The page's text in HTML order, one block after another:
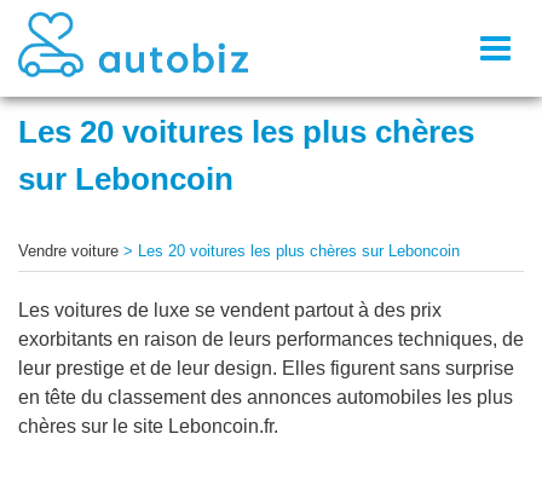
Les 20 voitures les plus chères
sur Leboncoin
Vendre voiture > Les 20 voitures les plus chères sur Leboncoin
Les voitures de luxe se vendent partout à des prix
exorbitants en raison de leurs performances techniques, de
leur prestige et de leur design. Elles figurent sans surprise
en tête du classement des annonces automobiles les plus
chères sur le site Leboncoin.fr.